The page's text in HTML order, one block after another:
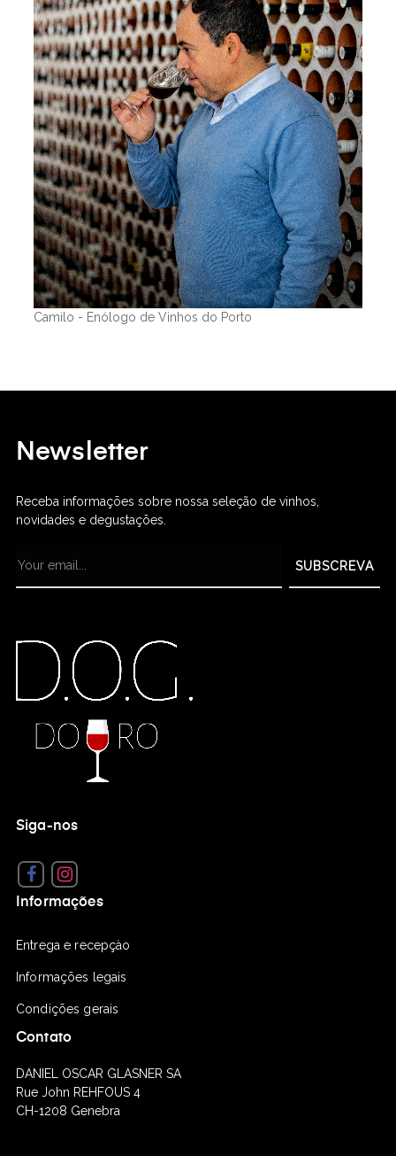
Camilo - Enólogo de Vinhos do Porto
Newsletter
Receba informações sobre nossa seleção de vinhos,
novidades e degustações.
SUBSCREVA
Siga-nos
Facebook
Informações
Entrega e recepçào
Informações legais
Condições gerais
Contato
DANIEL OSCAR GLASNER SA
Rue John REHFOUS 4
CH-1208 Genebra